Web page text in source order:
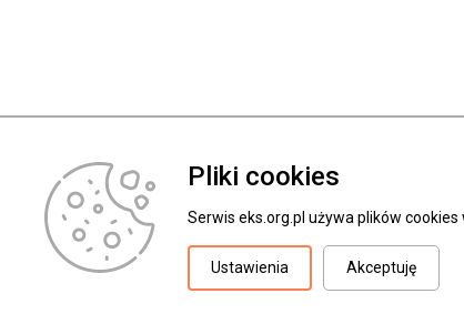
© 2026 Fundacja Rozwoju Systemu Edukacji
OCHRONA DANYCH OSOBOWYCH
Pliki cookies
Serwis eks.org.pl używa plików
Ustawienia Akceptuję